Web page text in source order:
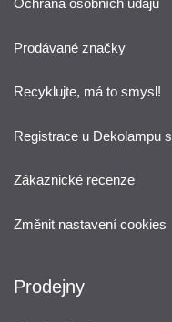
Ochrana osobních údajů
Prodávané značky
Recyklujte, má to smysl!
Registrace u Dekolampu
Zákaznické recenze
Změnit nastavení cookies
Prodejny